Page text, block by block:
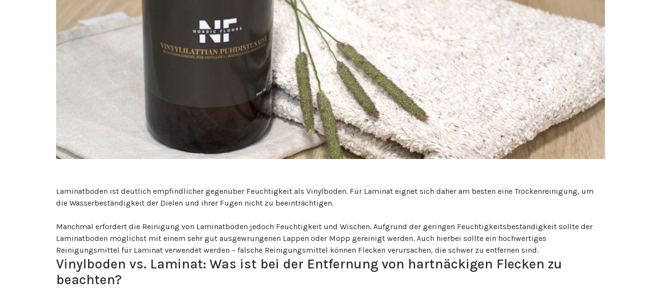
Laminatboden ist deutlich empfindlicher gegenüber Feuchtigkeit als Vinylboden. Für Laminat eignet sich daher am besten eine Trockenreinigung, um
die Wasserbeständigkeit der Dielen und ihrer Fugen nicht zu beeinträchtigen.
Manchmal erfordert die Reinigung von Laminatböden jedoch Feuchtigkeit und Wischen. Aufgrund der geringen Feuchtigkeitsbeständigkeit sollte der
Laminatboden möglichst mit einem sehr gut ausgewrungenen Lappen oder Mopp gereinigt werden. Auch hierbei sollte ein hochwertiges
Reinigungsmittel für Laminat verwendet werden – falsche Reinigungsmittel können Flecken verursachen, die schwer zu entfernen sind.
Vinylboden vs. Laminat: Was ist bei der Entfernung von hartnäckigen Flecken zu
beachten?